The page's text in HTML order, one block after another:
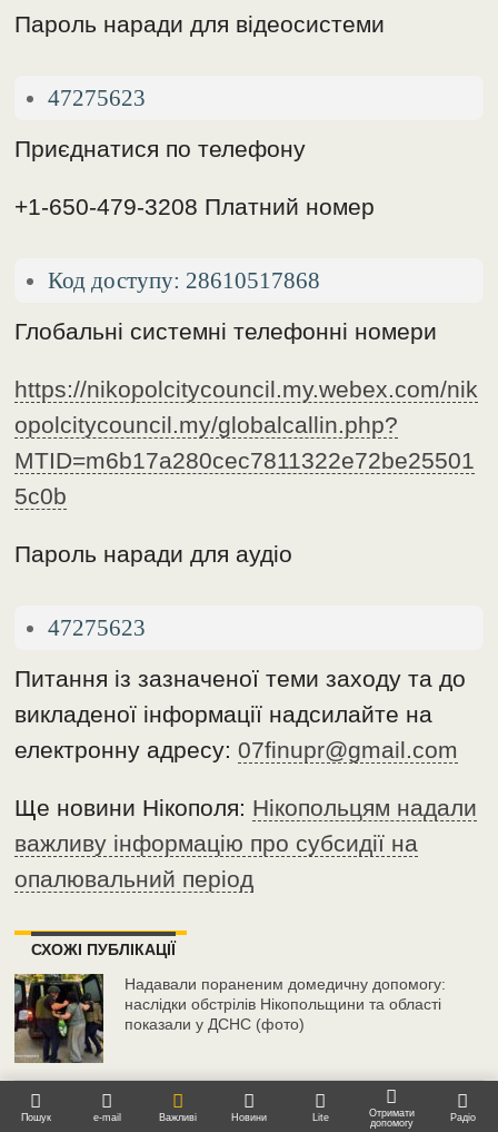
Пароль наради для відеосистеми
47275623
Приєднатися по телефону
+1-650-479-3208 Платний номер
Код доступу: 28610517868
Глобальні системні телефонні номери
https://nikopolcitycouncil.my.webex.com/nik
opolcitycouncil.my/globalcallin.php?
MTID=m6b17a280cec7811322e72be25501
5c0b
Пароль наради для аудіо
47275623
Питання із зазначеної теми заходу та до
викладеної інформації надсилайте на
електронну адресу:07finupr@gmail.com
Ще новини Нікополя: Нікопольцям надали
важливу інформацію про субсидії на
опалювальний період
СХОЖІ ПУБЛІКАЦІЇ
Надавали пораненим домедичну допомогу:
наслідки обстрілів Нікопольщини та області
показали у ДСНС (фото)
До 37 градусів тепла: якою буде погода у
Пошук e-mail Важливі Новини Lite
Отримати
допомогу
Радіо